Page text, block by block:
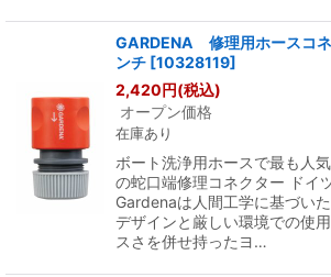
GARDENA 修理用ホースコ
ンチ [10328119]
2,420円(税込)
オープン価格
在庫あり
ボート洗浄用ホースで最も人
の蛇口端修理コネクター ドイ
Gardenaは人間工学に基づい
デザインと厳しい環境での使
スさを併せ持ったヨ…